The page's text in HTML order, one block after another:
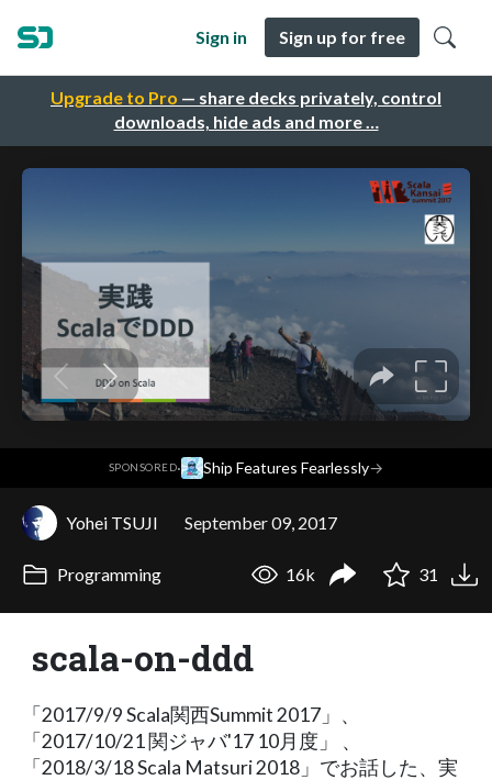
Upgrade to Pro — share decks privately, control
downloads, hide ads and more …
Sign in Sign up for free
SPONSORED· Ship Features Fearlessly→
Yohei TSUJI September 09, 2017
Programming 16k 31
scala-on-ddd
「2017/9/9 Scala関西Summit 2017」、
「2017/10/21 関ジャバ'17 10月度」 、
「2018/3/18 Scala Matsuri 2018」でお話した、実